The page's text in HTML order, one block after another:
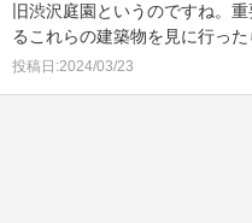
旧渋沢庭園というのですね。
るこれらの建築物を見に行った
投稿日:2024/03/23